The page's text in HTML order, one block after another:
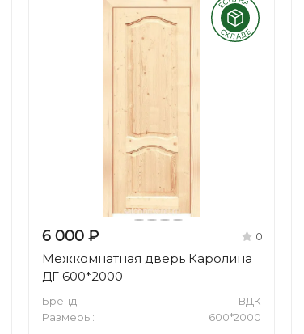
6 000 ₽ 0
Межкомнатная дверь Каролина
ДГ 600*2000
Бренд:
ВДК
Размеры:
600*2000